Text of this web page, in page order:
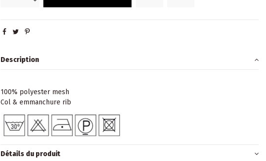
Description
100% polyester mesh
Col & emmanchure rib
Détails du produit